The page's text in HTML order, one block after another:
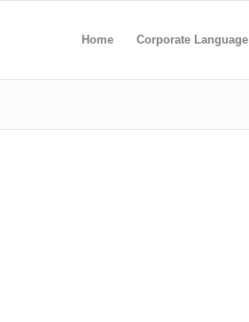
Home Corporate Language